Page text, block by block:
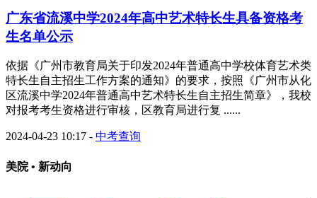
广东省流溪中学2024年高中艺术特长生具备资格考
生名单公示
依据《广州市教育局关于印发2024年普通高中学校体育艺术类
特长生自主招生工作方案的通知》的要求，按照《广州市从化
区流溪中学2024年普通高中艺术特长生自主招生简章》，我校
对报考考生资格进行审核，区教育局进行复 ......
2024-04-23 10:17 - 中考查询
美院 • 新动向